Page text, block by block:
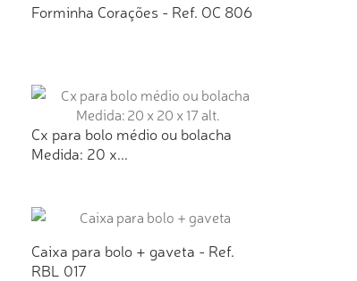
Forminha Corações - Ref. OC 806
Cx para bolo médio ou bolacha
Medida: 20 x...
Caixa para bolo + gaveta - Ref.
RBL 017